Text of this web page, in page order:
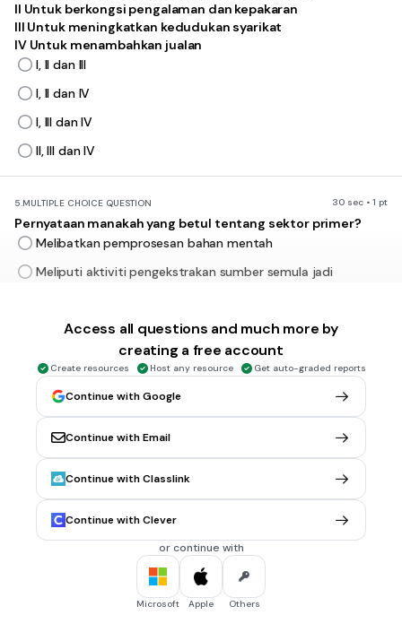
II Untuk berkongsi pengalaman dan kepakaran
III Untuk meningkatkan kedudukan syarikat
IV Untuk menambahkan jualan
I, II dan III
I, II dan IV
I, III dan IV
II, III dan IV
5.MULTIPLE CHOICE QUESTION 30 sec • 1 pt
Pernyataan manakah yang betul tentang sektor primer?
Melibatkan pemprosesan bahan mentah
Meliputi aktiviti pengekstrakan sumber semula jadi
Melibatkan aktiviti pembuatan dan pengilangan
MULTIPLE CHOICE QUESTION 30 sec • 1 pt
Apakah kelebihan perniagaan bersaiz kecil?
Meningkatkan keuntungan tahunan
Kos overhed yang lebih rendah
Menikmati ekonomi bidangan
Pelaporan kewangan dirahsiakan
MULTIPLE CHOICE QUESTION
Rajah di atas berkaitan dengan skala perniagaan.
Access all questions and much more by
creating a free account
Create resources Host any resource Get auto-graded reports
Continue with Google
Continue with Email
Continue with Classlink
Continue with Clever
or continue with
Microsoft Apple Others